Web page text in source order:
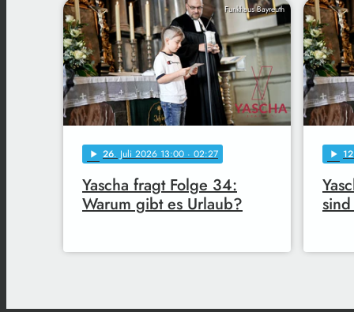
Funkhaus Bayreuth
play_arrow 26. Juli 2026 13:00 · 02:27
Yascha fragt Folge 34:
Warum gibt es Urlaub?
play_arrow 12